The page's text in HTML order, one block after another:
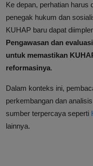
Ke depan, perhatian harus
penegak hukum dan
KUHAP baru dapat
Pengawasan dan
untuk memastikan
reformasinya.
Dalam konteks ini,
perkembangan dan
sumber terpercaya seperti
lainnya.